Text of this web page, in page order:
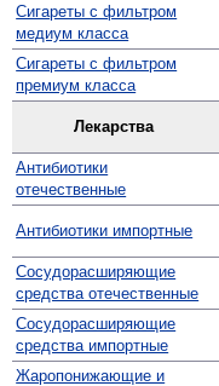
Сигареты с фильтром
медиум класса
Сигареты с фильтром
премиум класса
Лекарства
Антибиотики
отечественные
Антибиотики импортные
Сосудо­расширяющие
средства отечественные
Сосуд­орасширяющие
средства импортные
Жаро­понижающие и